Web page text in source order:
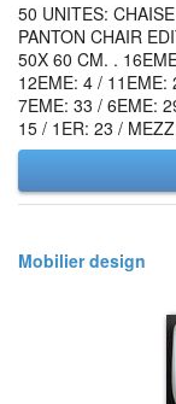
50 UNITES:
PANTON CHAIR
50X 60 CM. .
12EME: 4 /
7EME: 33 / 6EME:
15 / 1ER: 23 /
Mobilier design